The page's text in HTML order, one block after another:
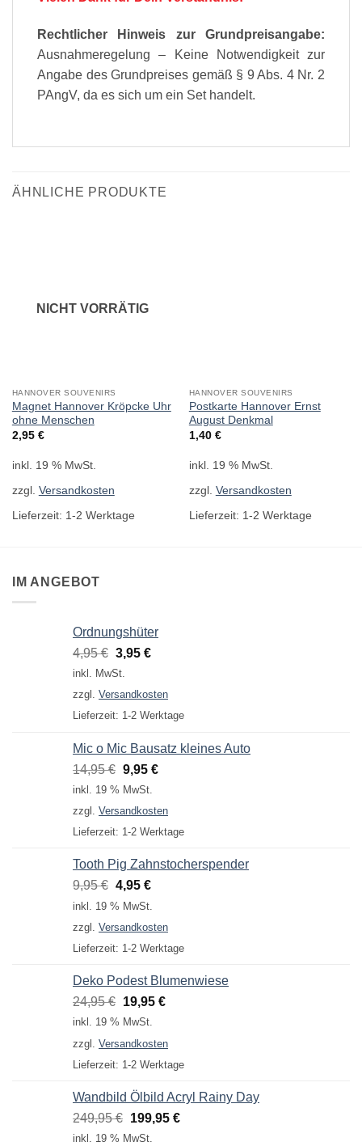
Rechtlicher Hinweis zur Grundpreisangabe:
Ausnahmeregelung – Keine Notwendigkeit zur
Angabe des Grundpreises gemäß § 9 Abs. 4 Nr. 2
PAngV, da es sich um ein Set handelt.
ÄHNLICHE PRODUKTE
NICHT VORRÄTIG
HANNOVER SOUVENIRS
Magnet Hannover Kröpcke Uhr
ohne Menschen
2,95 €
inkl. 19 % MwSt.
zzgl. Versandkosten
Lieferzeit: 1-2 Werktage
HANNOVER SOUVENIRS
Postkarte Hannover Ernst
August Denkmal
1,40 €
inkl. 19 % MwSt.
zzgl. Versandkosten
Lieferzeit: 1-2 Werktage
IM ANGEBOT
Ordnungshüter
4,95€ Ursprünglicher
Preis
4,95 €
3,95 €Aktueller
3,95 €.
inkl. MwSt.
zzgl. Versandkosten
Lieferzeit: 1-2 Werktage
Mic o Mic Bausatz kleines Auto
14,95€ Ursprünglicher
Preis
14,95 €
9,95 €Aktueller
9,95 €.
inkl. 19 % MwSt.
zzgl. Versandkosten
Lieferzeit: 1-2 Werktage
Tooth Pig Zahnstocherspender
9,95€ Ursprünglicher
Preis
9,95 €
4,95 €Aktueller
4,95 €.
inkl. 19 % MwSt.
zzgl. Versandkosten
Lieferzeit: 1-2 Werktage
Deko Podest Blumenwiese
24,95€ Ursprünglicher
Preis
24,95 €
19,95 €Aktueller
19,95 €.
inkl. 19 % MwSt.
zzgl. Versandkosten
Lieferzeit: 1-2 Werktage
Wandbild Ölbild Acryl Rainy Day
249,95€ Ursprünglicher
Preis
199,95 €Aktueller
inkl. 19 % MwSt.